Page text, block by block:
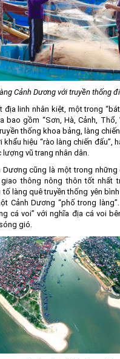
Cảnh Dương với truyền thống
địa linh nhân kiệt, một trong
bao gồm “Sơn, Hà, Cảnh, Thổ,
thống khoa bảng, làng
khẩu hiệu “rào làng chiến đấu”,
lượng vũ trang nhân dân.
Dương cũng là một trong
thông nông thôn tốt nhất
tố làng quê truyền thống yên
Cảnh Dương “phố trong
cá voi” với nghĩa địa cá voi
gió.